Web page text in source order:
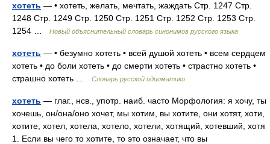
хотеть — • хотеть, желать, мечтать, жаждать Стр. 1247 Стр.
1248 Стр. 1249 Стр. 1250 Стр. 1251 Стр. 1252 Стр. 1253 Стр.
1254 …
Новый объяснительный словарь синонимов русского языка
хотеть — • безумно хотеть • всей душой хотеть • всем сердцем
хотеть • до боли хотеть • до смерти хотеть • страстно хотеть •
страшно хотеть …
Словарь русской идиоматики
хотеть — глаг., нсв., употр. наиб. часто Морфология: я хочу, ты
хочешь, он/она/оно хочет, мы хотим, вы хотите, они хотят, хоти,
хотите, хотел, хотела, хотело, хотели, хотящий, хотевший, хотя
1. Если вы чего то хотите, то это означает, что вы